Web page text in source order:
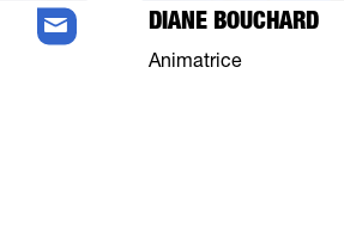
DIANE BOUCHARD
Animatrice